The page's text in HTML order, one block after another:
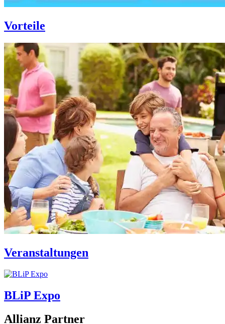
Vorteile
Veranstaltungen
BLiP Expo
Allianz Partner